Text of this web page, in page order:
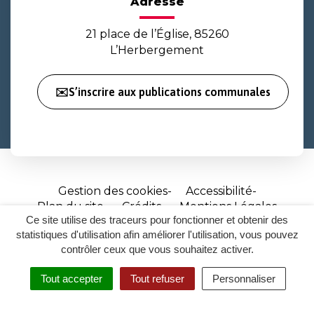
Ce site utilise des traceurs pour fonctionner et obtenir des
statistiques d'utilisation afin améliorer l'utilisation, vous pouvez
contrôler ceux que vous souhaitez activer.
Tout accepter Tout refuser Personnaliser
RECHERCHER
ACCESSIBILITÉ
21 place de l’Église, 85260
L’Herbergement
✉️S’inscrire aux publications communales
Gestion des cookies
Accessibilité
Plan du site
Crédits
Mentions Légales
Site
réalisé
par
Inovagora